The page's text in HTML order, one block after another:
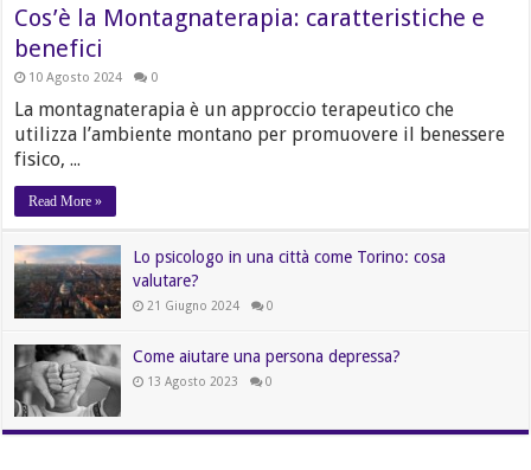
Cos’è la Montagnaterapia: caratteristiche e
benefici
10 Agosto 2024 0
La montagnaterapia è un approccio terapeutico che
utilizza l’ambiente montano per promuovere il benessere
fisico, ...
Read More »
Lo psicologo in una città come Torino: cosa
valutare?
21 Giugno 2024 0
Come aiutare una persona depressa?
13 Agosto 2023 0